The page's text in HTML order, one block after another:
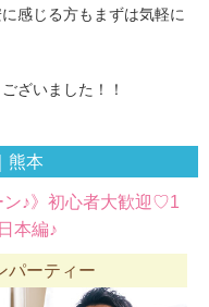
感じる方もまずは気軽に
ざいました！！
熊本
ン♪》初心者大歓迎♡1
本編♪
パーティー